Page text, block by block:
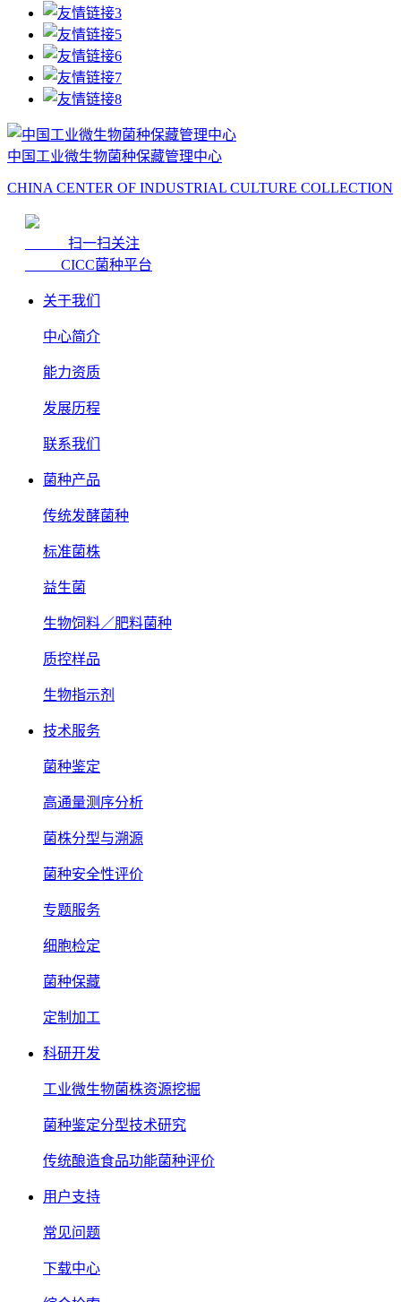
中国工业微生物菌种保藏管理中心
CHINA CENTER OF INDUSTRIAL CULTURE COLLECTION
扫一扫关注
CICC菌种平台
关于我们
中心简介
能力资质
发展历程
联系我们
菌种产品
传统发酵菌种
标准菌株
益生菌
生物饲料／肥料菌种
质控样品
生物指示剂
技术服务
菌种鉴定
高通量测序分析
菌株分型与溯源
菌种安全性评价
专题服务
细胞检定
菌种保藏
定制加工
科研开发
工业微生物菌株资源挖掘
菌种鉴定分型技术研究
传统酿造食品功能菌种评价
用户支持
常见问题
下载中心